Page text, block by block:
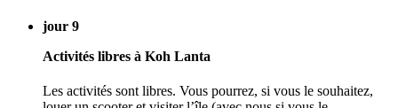
jour 9
Activités libres à Koh Lanta
Les activités sont libres. Vous pourrez, si vous le souhaitez,